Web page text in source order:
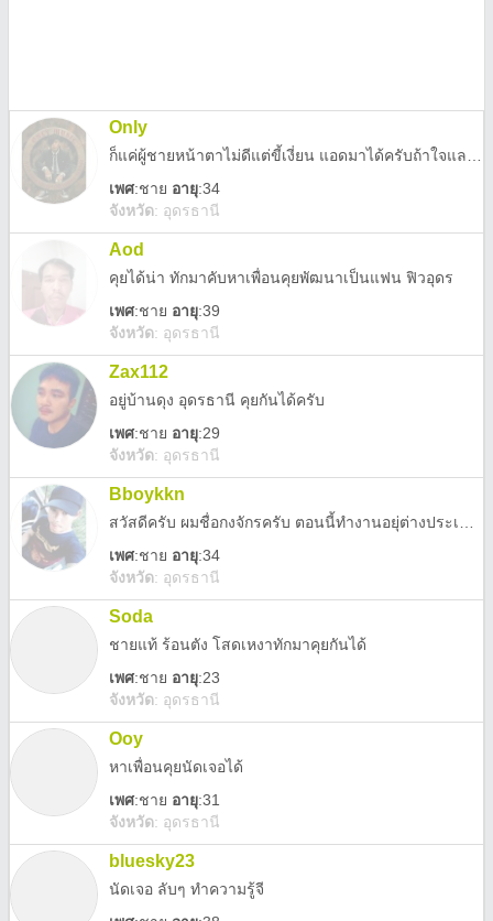
Only
เพศ:ชาย อายุ:34
จังหวัด: อุดรธานี
Aod
คุยได้น่า ทักมาคับหาเพื่อนคุยพัฒนาเป็นแฟน ฟิวอุดร
เพศ:ชาย อายุ:39
จังหวัด: อุดรธานี
Zax112
อยู่บ้านดุง อุดรธานี คุยกันได้ครับ
เพศ:ชาย อายุ:29
จังหวัด: อุดรธานี
Bboykkn
เพศ:ชาย อายุ:34
จังหวัด: อุดรธานี
Soda
ชายแท้ ร้อนตัง โสดเหงาทักมาคุยกันได้
เพศ:ชาย อายุ:23
จังหวัด: อุดรธานี
Ooy
หาเพื่อนคุยนัดเจอได้
เพศ:ชาย อายุ:31
จังหวัด: อุดรธานี
bluesky23
นัดเจอ ลับๆ ทำความรู้จี